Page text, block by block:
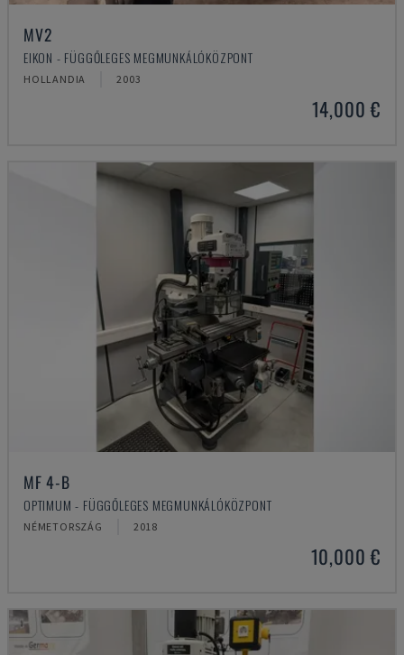
MV2
EIKON - FÜGGŐLEGES MEGMUNKÁLÓKÖZPONT
HOLLANDIA 2003
14,000 €
MF 4-B
OPTIMUM - FÜGGŐLEGES MEGMUNKÁLÓKÖZPONT
NÉMETORSZÁG 2018
10,000 €